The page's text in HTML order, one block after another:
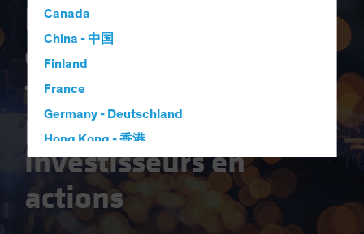
Canada
China - 中国
Finland
France
Germany - Deutschland
Hong Kong - 香港
Hungary
Iceland
Industrie
européenne : un
foyer de croissance
pour les
investisseurs en
actions